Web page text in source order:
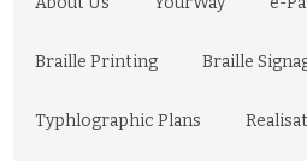
Braille Printing Braille
Typhlographic Plans